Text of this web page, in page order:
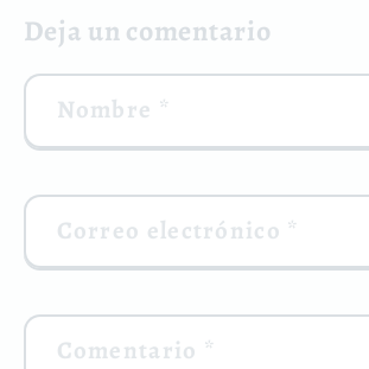
Deja un comentario
Nombre *
Correo electrónico *
Comentario *